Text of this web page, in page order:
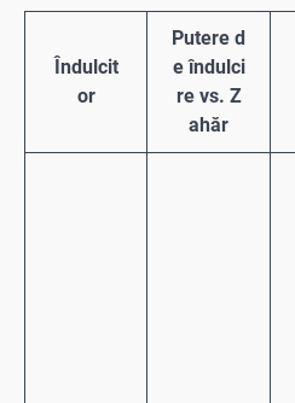
Îndulcit
or
Putere d
e îndulci
re vs. Z
ahăr